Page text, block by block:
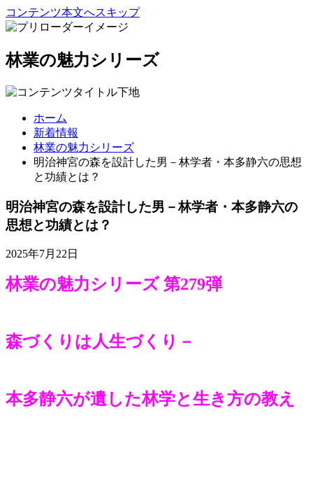
コンテンツ本文へスキップ
林業の魅力シリーズ
ホーム
新着情報
林業の魅力シリーズ
明治神宮の森を設計した男－林学者・本多静六の思想
と功績とは？
明治神宮の森を設計した男－林学者・本多静六の
思想と功績とは？
2025年7月22日
林業の魅力シリーズ 第279弾
森づくりは人生づくり－
本多静六が遺した林学と生き方の教え